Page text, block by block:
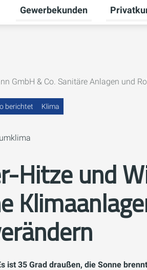
Gewerbekunden
GmbH & Co. Sanitäre Anlagen und
berichtet Klima
Hitze und
ist 35 Grad draußen, die Sonne